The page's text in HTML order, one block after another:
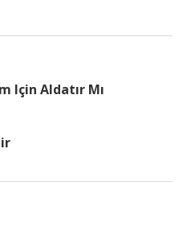
Için Aldatır Mı